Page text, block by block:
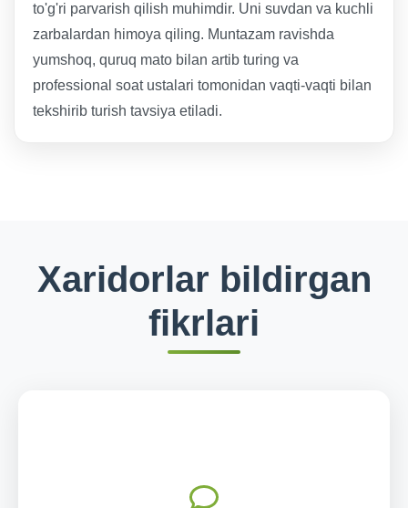
to'g'ri parvarish qilish muhimdir. Uni suvdan va kuchli
zarbalardan himoya qiling. Muntazam ravishda
yumshoq, quruq mato bilan artib turing va
professional soat ustalari tomonidan vaqti-vaqti bilan
tekshirib turish tavsiya etiladi.
Xaridorlar bildirgan
fikrlari